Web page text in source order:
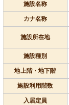
施設名称
カナ名称
施設所在地
施設種別
地上階・地下階
施設利用階数
入居定員